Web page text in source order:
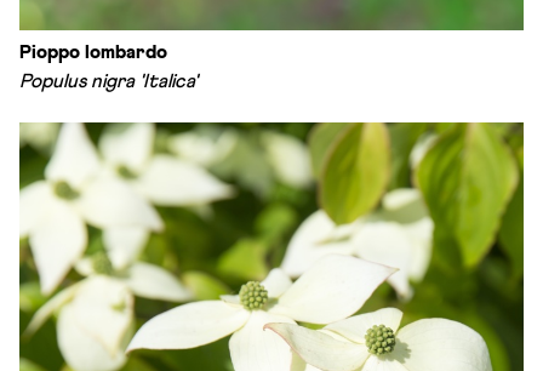
Pioppo lombardo
Populus nigra 'Italica'